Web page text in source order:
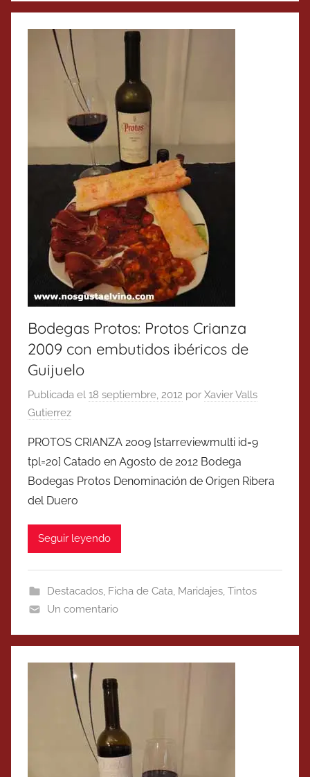
Bodegas Protos: Protos Crianza
2009 con embutidos ibéricos de
Guijuelo
Publicada el 18 septiembre, 2012 por Xavier Valls
Gutierrez
PROTOS CRIANZA 2009 [starreviewmulti id=9
tpl=20] Catado en Agosto de 2012 Bodega
Bodegas Protos Denominación de Origen Ribera
del Duero
Seguir leyendo
Destacados, Ficha de Cata, Maridajes, Tintos
Un comentario